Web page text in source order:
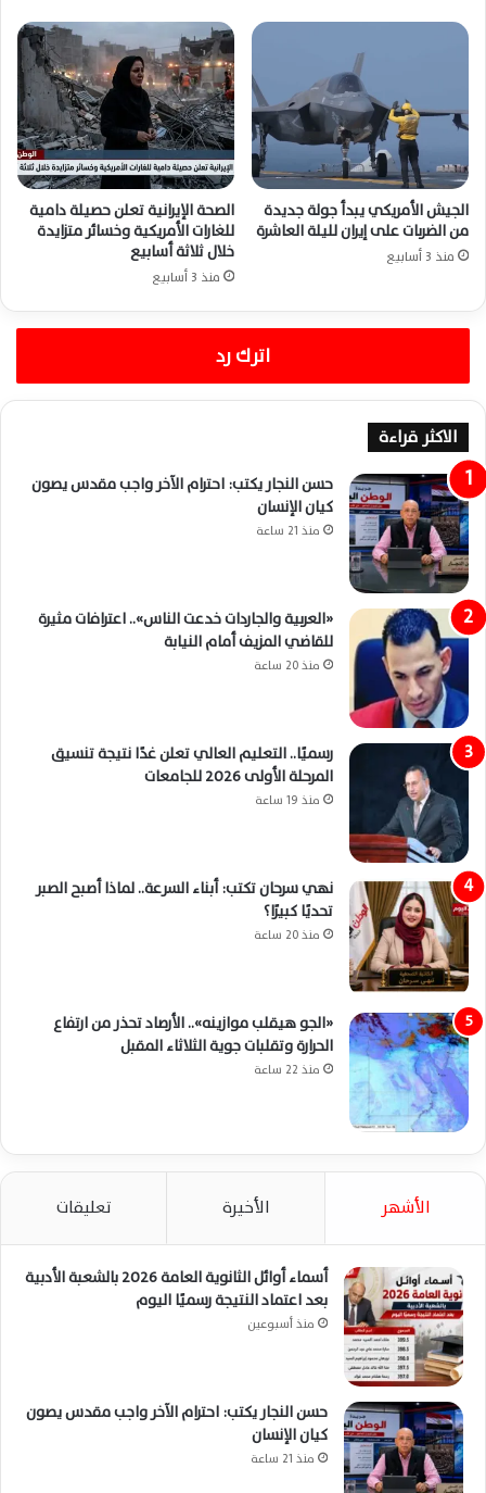
الجيش الأمريكي يبدأ جولة جديدة
من الضربات على إيران لليلة العاشرة
منذ 3 أسابيع
الصحة الإيرانية تعلن حصيلة دامية
للغارات الأمريكية وخسائر متزايدة
خلال ثلاثة أسابيع
منذ 3 أسابيع
اترك رد
الاكثر قراءة
حسن النجار يكتب: احترام الآخر واجب مقدس يصون
كيان الإنسان
منذ 21 ساعة
«العربية والجاردات خدعت الناس».. اعترافات مثيرة
للقاضي المزيف أمام النيابة
منذ 20 ساعة
رسميًا.. التعليم العالي تعلن غدًا نتيجة تنسيق
المرحلة الأولى 2026 للجامعات
منذ 19 ساعة
نهي سرحان تكتب: أبناء السرعة.. لماذا أصبح الصبر
تحديًا كبيرًا؟
منذ 20 ساعة
«الجو هيقلب موازينه».. الأرصاد تحذر من ارتفاع
الحرارة وتقلبات جوية الثلاثاء المقبل
منذ 22 ساعة
الأشهر الأخيرة تعليقات
أسماء أوائل الثانوية العامة 2026 بالشعبة الأدبية
بعد اعتماد النتيجة رسميًا اليوم
منذ أسبوعين
حسن النجار يكتب: احترام الآخر واجب مقدس يصون
كيان الإنسان
منذ 21 ساعة